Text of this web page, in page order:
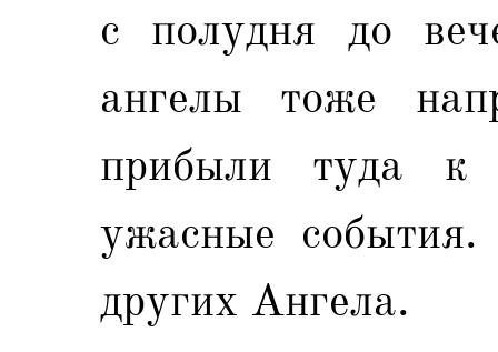
с полудня до
ангелы тоже
прибыли туда к
ужасные
других Ангела.